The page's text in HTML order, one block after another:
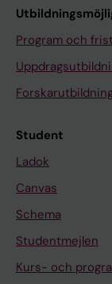
Program och
Student
Ladok
Canvas
Schema
Studentmejlen
Kurs- och